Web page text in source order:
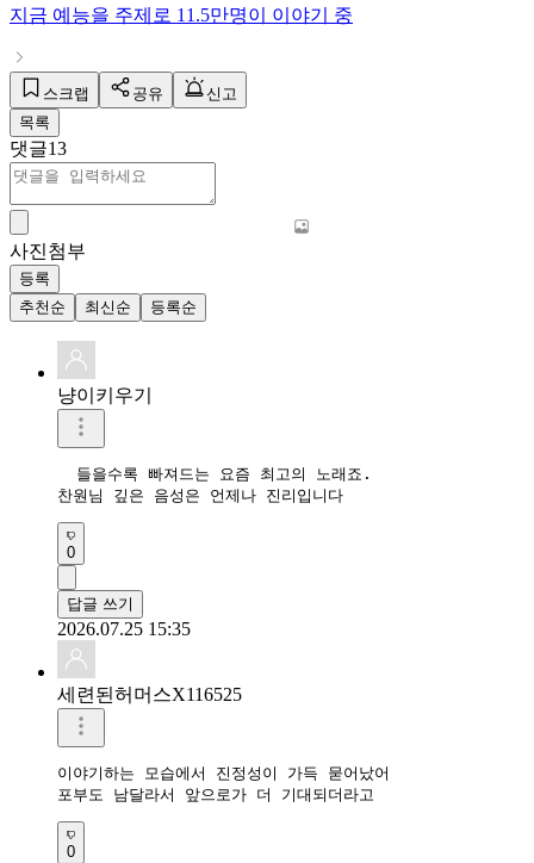
지금 예능을 주제로 11.5만명이 이야기 중
스크랩 공유
신고
목록
댓글13
사진첨부
등록
추천순
최신순 등록순
냥이키우기
  들을수록 빠져드는 요즘 최고의 노래죠.
찬원님 깊은 음성은 언제나 진리입니다
0
답글 쓰기
2026.07.25 15:35
세련된허머스X116525
이야기하는 모습에서 진정성이 가득 묻어났어
포부도 남달라서 앞으로가 더 기대되더라고
0